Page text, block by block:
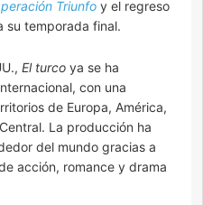
Triunfo y el regreso
su temporada final.
El turco ya se ha
con una
de Europa, América,
La producción ha
del mundo gracias a
acción, romance y drama